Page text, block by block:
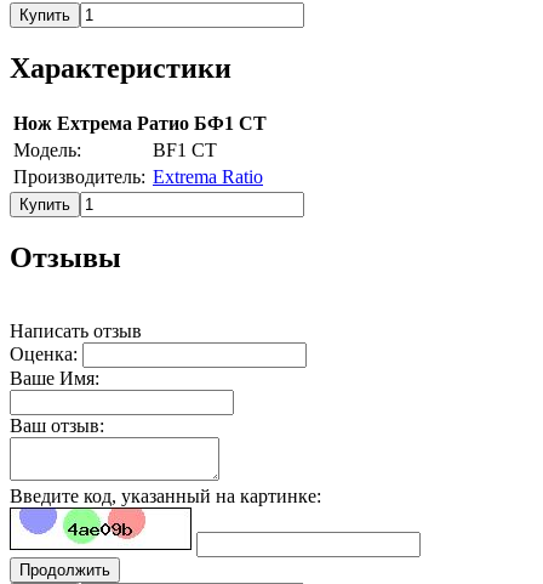
Купить
Характеристики
Нож Ехтрема Ратио БФ1 СТ
Модель:
BF1 CT
Производитель: Extrema Ratio
Купить
Отзывы
Написать отзыв
Оценка:
Ваше Имя:
Ваш отзыв:
Введите код, указанный на картинке:
Продолжить